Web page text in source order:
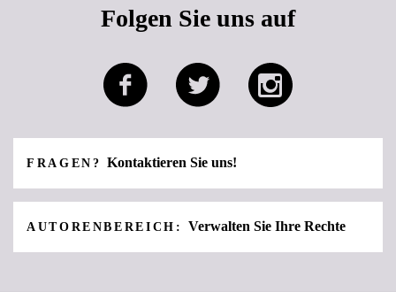
Folgen Sie uns auf
FRAGEN? Kontaktieren Sie uns!
AUTORENBEREICH: Verwalten Sie Ihre Rechte